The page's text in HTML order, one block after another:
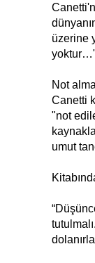
üzerine
Not
Canetti
"not
umut